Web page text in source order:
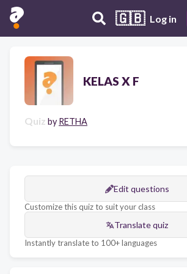
🇬🇧 Log in
KELAS X F
Quiz by RETHA
Edit questions
Customize this quiz to suit your class
Translate quiz
Instantly translate to 100+ languages